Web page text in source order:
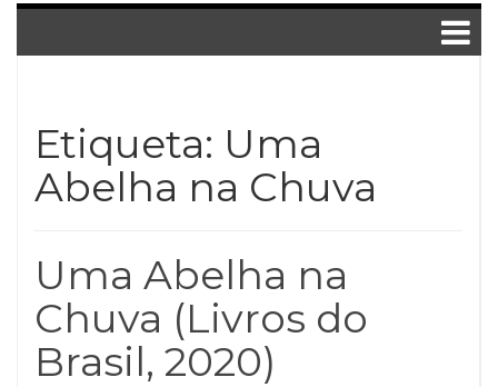
Etiqueta: Uma
Abelha na Chuva
Uma Abelha na
Chuva (Livros do
Brasil, 2020)